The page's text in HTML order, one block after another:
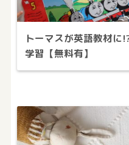
トーマスが英語教材に
学習【無料有】